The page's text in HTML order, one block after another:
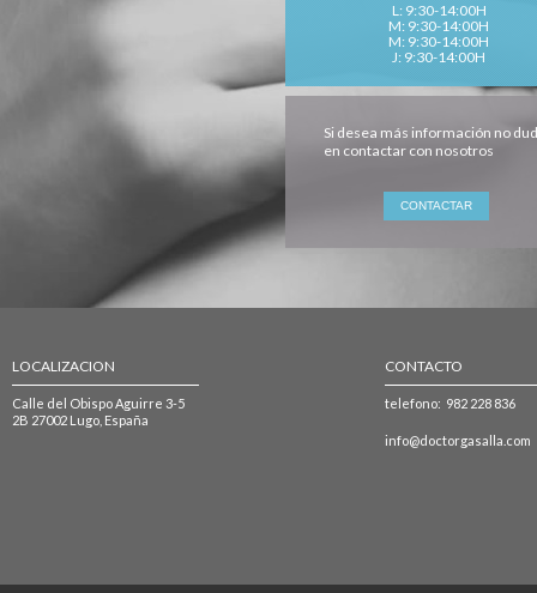
L: 9:30-14:00H
M: 9:30-14:00H
M: 9:30-14:00H
J: 9:30-14:00H
Si desea más información no
en contactar con nosotros
LOCALIZACION
Calle del Obispo Aguirre 3-5
2B 27002 Lugo, España
CONTACTO
telefono: 982 228 836
info@doctorgasalla.com